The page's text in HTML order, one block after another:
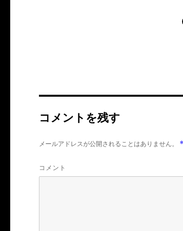
コメントを残す
メールアドレスが公開されることはありません。 *
コメント